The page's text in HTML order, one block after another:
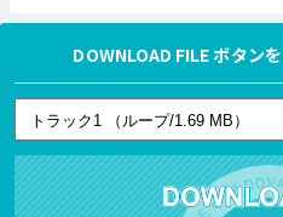
DOWNLOAD FILE ボタン